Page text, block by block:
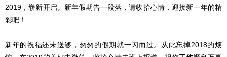
2019，崭新开启。新年假期告一段落，请收拾心情，迎接新一年的精
彩吧！
新年的祝福还未送够，匆匆的假期就一闪而过。从此忘掉2018的烦